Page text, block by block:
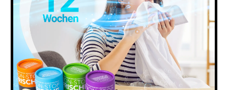
Amazon Brand Store Kosten: Preise, Aufwand
& Planung: Praxisbeispiele erfolgreicher
Amazon Markenshops
Um Dir ein besseres Bild zu machen, wie ein
professioneller
Amazon Brand Store
aussehen kann und
welche Kosten bzw. Aufwände dahinterstecken, hier
einige Beispiele aus der Praxis: